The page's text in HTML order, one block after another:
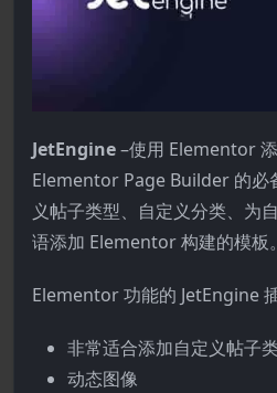
JetEngine–使用 Elementor
Elementor Page Builder 的必
义帖子类型、自定义分类、为
语添加 Elementor 构建的模板。
Elementor 功能的 JetEngine
非常适合添加自定义帖子
动态图像